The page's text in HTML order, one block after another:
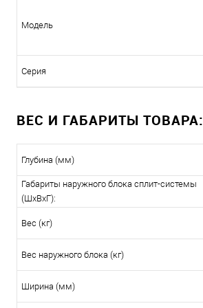
Модель
Серия
ВЕС И ГАБАРИТЫ ТОВАРА:
Глубина (мм)
Габариты наружного блока сплит-системы
(ШxВxГ):
Вес (кг)
Вес наружного блока (кг)
Ширина (мм)